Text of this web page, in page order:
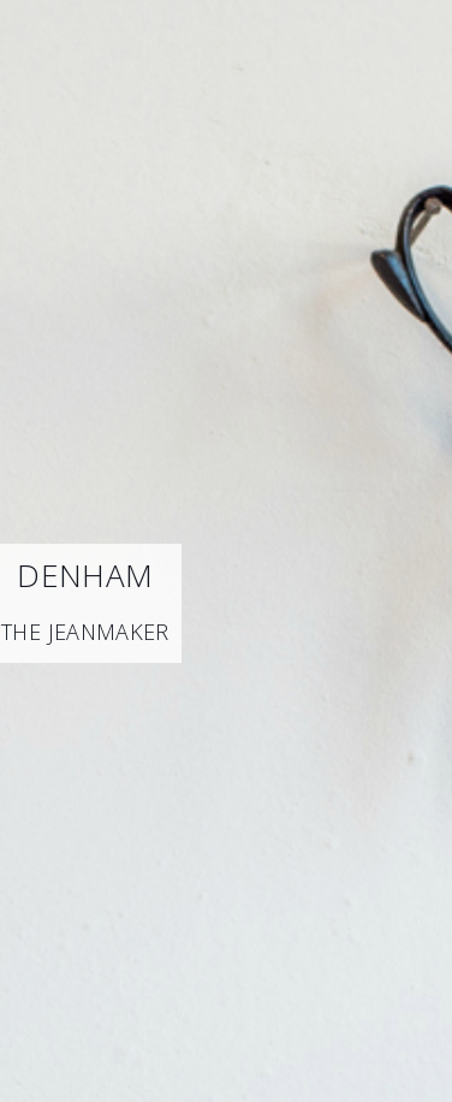
DENHAM
THE JEANMAKER